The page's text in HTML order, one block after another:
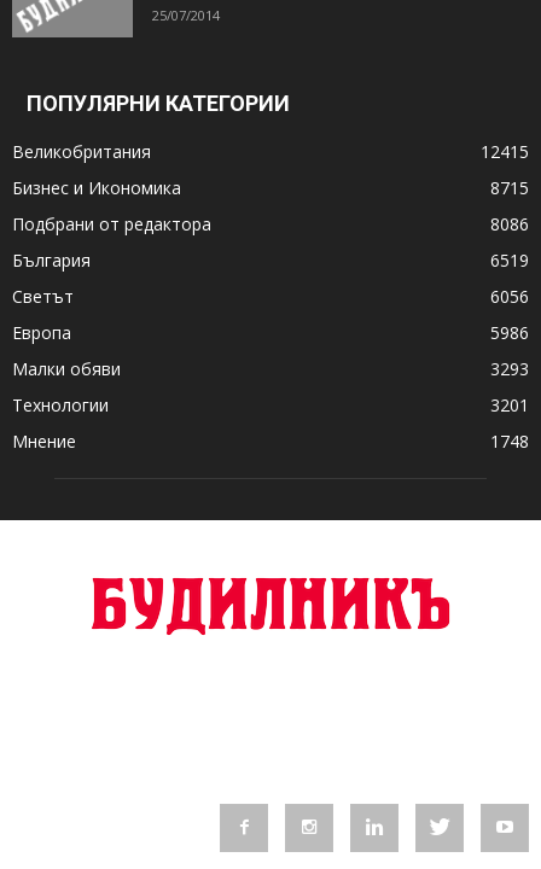
25/07/2014
ПОПУЛЯРНИ КАТЕГОРИИ
Великобритания
12415
Бизнес и Икономика
8715
Подбрани от редактора
8086
България
6519
Светът
6056
Европа
5986
Малки обяви
3293
Технологии
3201
Мнение
1748